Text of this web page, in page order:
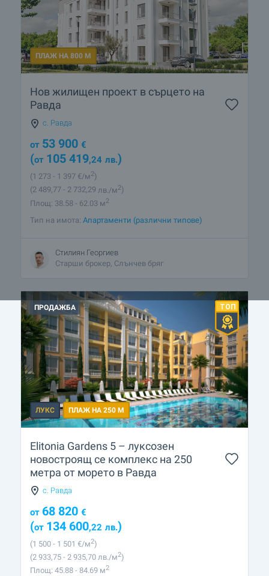
ПЛАЖ НА 800 М
Нов жилищен проект в сърцето на
Равда
с. Равда
от 53 900 €
(от 105 419,24 лв.)
(1 273 - 1 397 €/м2)
(2 489,77 - 2 732,29 лв./м2)
Площ: 38.58 - 62.03 м2
Тип на имота: Апартаменти (различни типове)
Стилиян Георгиев
Старши брокер, Слънчев бряг
ПРОДАЖБА
ЛУКС ПЛАЖ НА 250 М
Elitonia Gardens 5 – луксозен
новостроящ се комплекс на 250
метра от морето в Равда
с. Равда
от 68 820 €
(от 134 600,22 лв.)
(1 500 - 1 501 €/м2)
(2 933,75 - 2 935,70 лв./м2)
Площ: 45.88 - 84.69 м2